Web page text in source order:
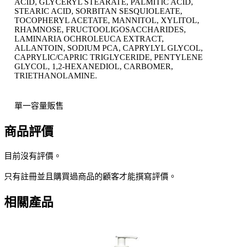
STEARIC ACID, SORBITAN SESQUIOLEATE,
TOCOPHERYL ACETATE, MANNITOL, XYLITOL,
RHAMNOSE, FRUCTOOLIGOSACCHARIDES,
LAMINARIA OCHROLEUCA EXTRACT,
ALLANTOIN, SODIUM PCA, CAPRYLYL GLYCOL,
CAPRYLIC/CAPRIC TRIGLYCERIDE, PENTYLENE
GLYCOL, 1,2-HEXANEDIOL, CARBOMER,
TRIETHANOLAMINE.
單一容量販售
商品評價
目前沒有評價。
只有註冊並且購買過商品的顧客才能撰寫評價。
相關產品